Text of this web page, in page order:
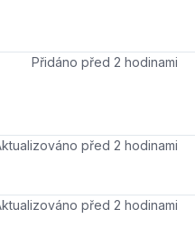
Přidáno před 2 hodinami
Aktualizováno před 2 hodinami
Aktualizováno před 2 hodinami